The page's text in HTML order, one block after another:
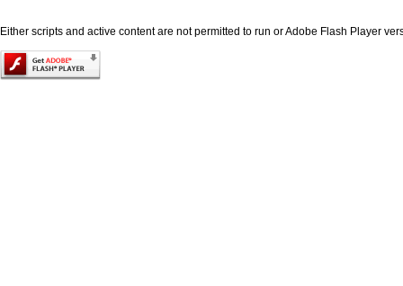
Either scripts and active content are not permitted to run or Adobe Flash Player